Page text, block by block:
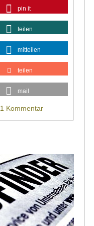
pin it
teilen
mitteilen
teilen
mail
1 Kommentar